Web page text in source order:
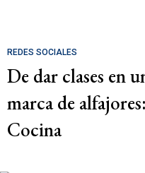
REDES SOCIALES
De dar clases en
marca de
Cocina